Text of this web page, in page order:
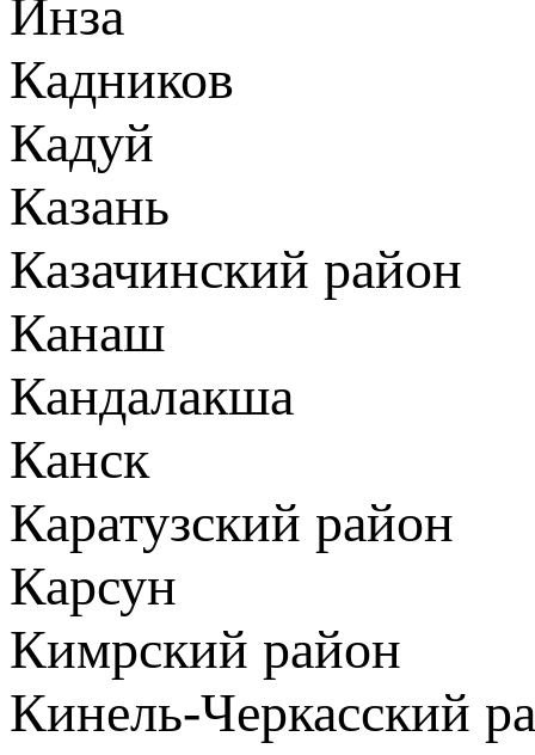
Инза
Кадников
Кадуй
Казань
Казачинский район
Канаш
Кандалакша
Канск
Каратузский район
Карсун
Кимрский район
Кинель-Черкасский